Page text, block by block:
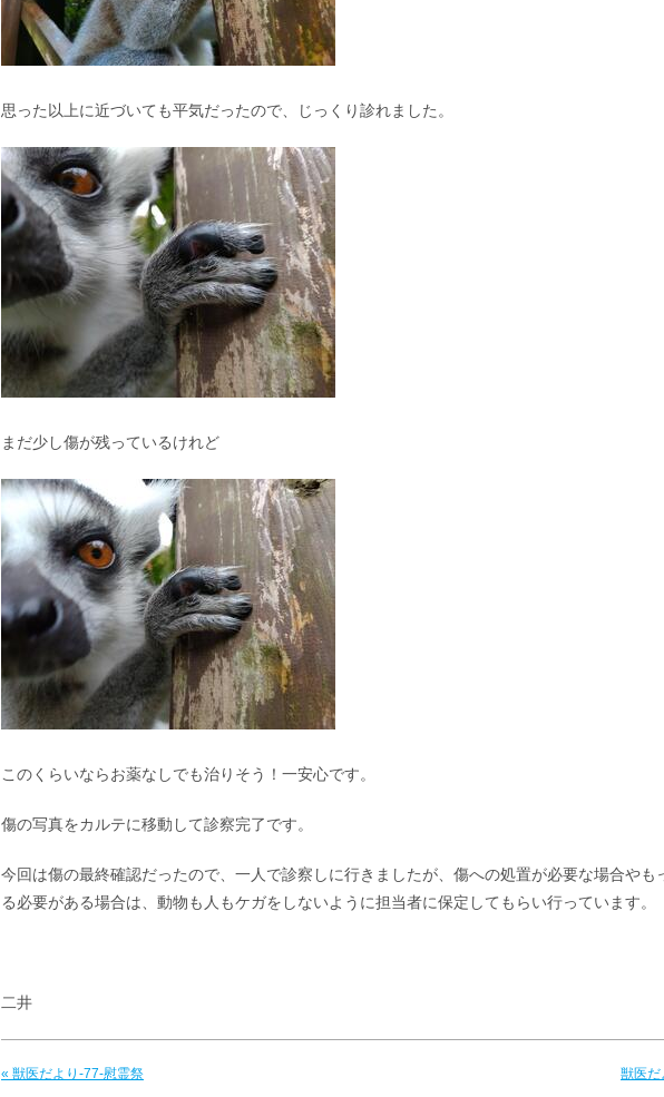
思った以上に近づいても平気だったので、じっくり診れました。
まだ少し傷が残っているけれど
このくらいならお薬なしでも治りそう！一安心です。
傷の写真をカルテに移動して診察完了です。
今回は傷の最終確認だったので、一人で診察しに行きましたが、傷への処置が必要な場合やも
る必要がある場合は、動物も人もケガをしないように担当者に保定してもらい行っています。
二井
« 獣医だより-77-慰霊祭 獣医だ